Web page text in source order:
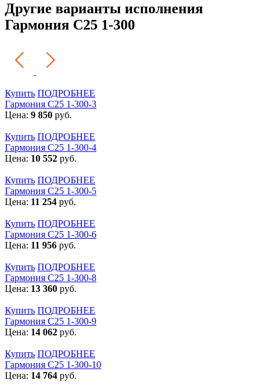
Другие варианты исполнения
Гармония С25 1-300
Купить ПОДРОБНЕЕ
Гармония С25 1-300-3
Цена: 9 850 руб.
Купить ПОДРОБНЕЕ
Гармония С25 1-300-4
Цена: 10 552 руб.
Купить ПОДРОБНЕЕ
Гармония С25 1-300-5
Цена: 11 254 руб.
Купить ПОДРОБНЕЕ
Гармония С25 1-300-6
Цена: 11 956 руб.
Купить ПОДРОБНЕЕ
Гармония С25 1-300-8
Цена: 13 360 руб.
Купить ПОДРОБНЕЕ
Гармония С25 1-300-9
Цена: 14 062 руб.
Купить ПОДРОБНЕЕ
Гармония С25 1-300-10
Цена: 14 764 руб.